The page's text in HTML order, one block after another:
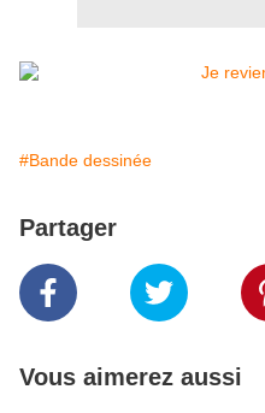
#Bande dessinée
Partager
Vous aimerez aussi